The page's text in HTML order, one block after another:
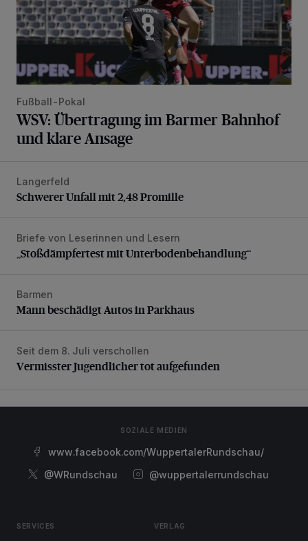
Fußball-Pokal
WSV: Übertragung im Barmer Bahnhof
und klare Ansage
Schwerer Unfall mit 2,48 Promille
Langerfeld
Schwerer Unfall mit 2,48 Promille
„Stoßdämpfertest mit Unterbodenbehandlung“
Briefe von Leserinnen und Lesern
„Stoßdämpfertest mit Unterbodenbehandlung“
Mann beschädigt Autos in Parkhaus
Barmen
Mann beschädigt Autos in Parkhaus
Vermisster Jugendlicher tot aufgefunden
Seit dem 8. Juli verschollen
Vermisster Jugendlicher tot aufgefunden
SOZIALE MEDIEN
www.facebook.com/WuppertalerRundschau/
@WRundschau
@wuppertalerrundschau
SERVICES VERLAG